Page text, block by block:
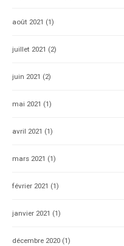
août 2021 (1)
juillet 2021 (2)
juin 2021 (2)
mai 2021 (1)
avril 2021 (1)
mars 2021 (1)
février 2021 (1)
janvier 2021 (1)
décembre 2020 (1)